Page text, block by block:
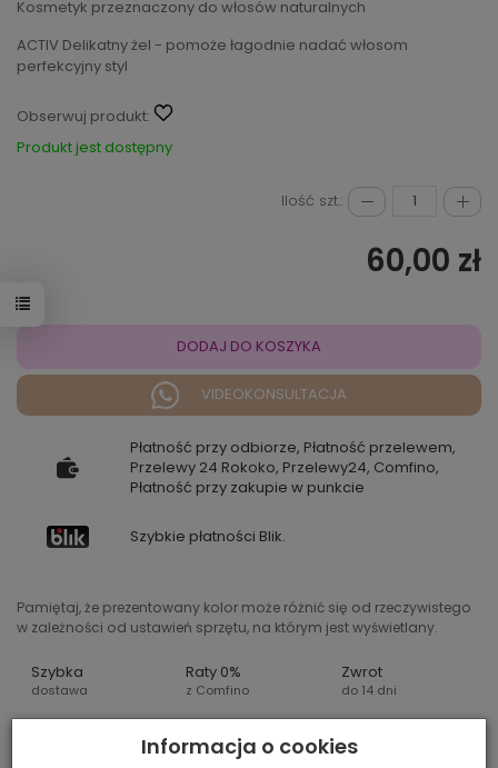
Kosmetyk przeznaczony do włosów naturalnych
ACTIV Delikatny żel - pomoże łagodnie nadać włosom
perfekcyjny styl
Obserwuj produkt:
Produkt jest dostępny
Ilość szt.:
60,00 zł
DODAJ DO KOSZYKA
VIDEOKONSULTACJA
Płatność przy odbiorze, Płatność przelewem,
Przelewy 24 Rokoko, Przelewy24, Comfino,
Płatność przy zakupie w punkcie
Szybkie płatności Blik.
Pamiętaj, że prezentowany kolor może różnić się od rzeczywistego
w zależności od ustawień sprzętu, na którym jest wyświetlany.
Szybka
dostawa
Raty 0%
z Comfino
Zwrot
do 14 dni
Informacja o cookies